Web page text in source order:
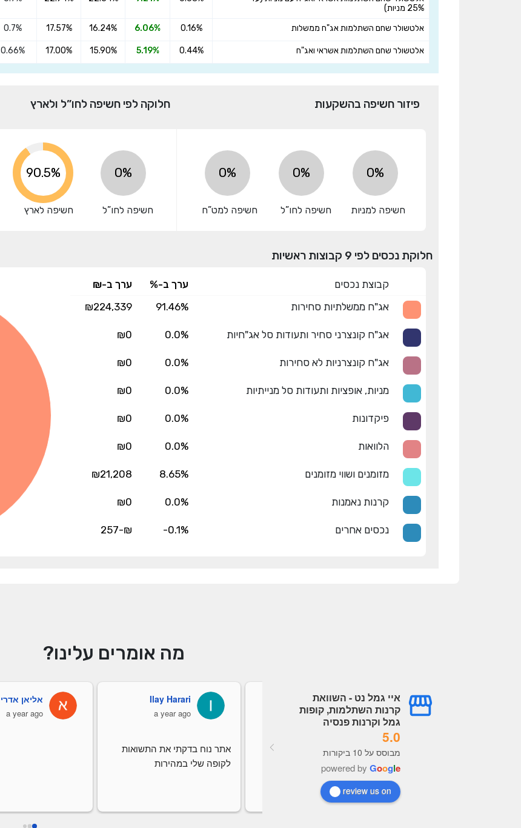
25% מניות)
אלטשולר שחם השתלמות אג"ח ממשלות 0.16%
6.06%
16.24%
17.57%
0.7%
אלטשולר שחם השתלמות אשראי ואג"ח 0.44%
5.19%
15.90%
17.00%
0.66%
פיזור חשיפה בהשקעות
0%
חשיפה למניות
0%
חשיפה לחו”ל
0%
חשיפה למט”ח
חלוקה לפי חשיפה לחו”ל ולארץ
0%
חשיפה לחו”ל
99.9%
חשיפה לארץ
חלוקת נכסים לפי 9 קבוצות ראשיות
קבוצת נכסים ערך ב-%
ערך ב-₪
אג"ח ממשלתיות סחירות
91.46%
₪224,339
אג"ח קונצרני סחיר ותעודות סל אג"חיות 0.0%
₪0
אג"ח קונצרניות לא סחירות 0.0%
₪0
מניות, אופציות ותעודות סל מנייתיות 0.0%
₪0
פיקדונות 0.0%
₪0
הלוואות 0.0%
₪0
מזומנים ושווי מזומנים 8.65%
₪21,208
קרנות נאמנות 0.0%
₪0
נכסים אחרים -0.1%
₪-257
הפרטים שמסרתי ישמשו לקבלת פניות, הצעות שיווקיות מאיתנו או
מצדדים שלישיים.
מה אומרים עלינו?
איי גמל נט - השוואת
קרנות השתלמות, קופות
גמל וקרנות פנסיה
5.0
מבוסס על 10 ביקורות
powered by Google
review us on
עמית עובדיה
a year ago
Ilay Harari
a year ago
אתר נוח בדקתי את התשואות
לקופה שלי במהירות
אליאן אדרי
a year ago